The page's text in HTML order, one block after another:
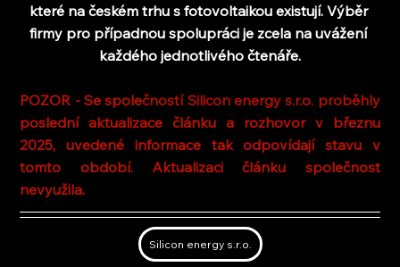
které na českém trhu s fotovoltaikou existují. Výběr
firmy pro případnou spolupráci je zcela na uvážení
každého jednotlivého čtenáře.
POZOR - Se spole
čností Silicon energy s.r.o. proběhly
poslední aktualizace článku a rozhovor v březnu
2025, uvedené informace tak odpovídají stavu v
tomto období. Aktualizaci článku společnost
nevyužila.
Silicon energy s.r.o.